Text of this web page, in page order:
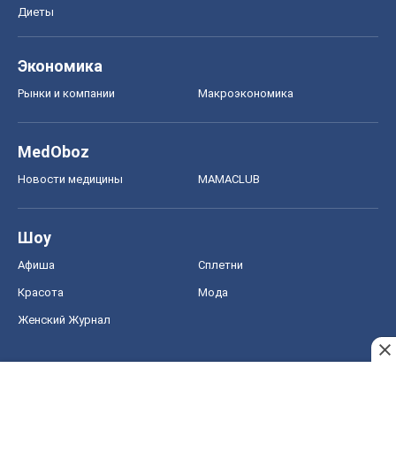
Диеты
Экономика
Рынки и компании Mакроэкономика
MedOboz
Новости медицины MAMACLUB
Шоу
Афиша Сплетни
Красота Мода
Женский Журнал